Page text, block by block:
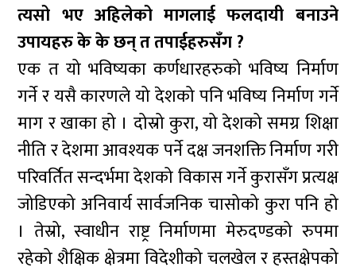
त्यसो भए अहिलेको मागलाई फलदायी बनाउने
उपायहरु के के छन् त तपाईहरुसँग ?
एक त यो भविष्यका कर्णधारहरुको भविष्य निर्माण
गर्ने र यसै कारणले यो देशको पनि भविष्य निर्माण गर्ने
माग र खाका हो । दोस्रो कुरा, यो देशको समग्र शिक्षा
नीति र देशमा आवश्यक पर्ने दक्ष जनशक्ति निर्माण गरी
परिवर्तित सन्दर्भमा देशको विकास गर्ने कुरासँग प्रत्यक्ष
जोडिएको अनिवार्य सार्वजनिक चासोको कुरा पनि हो
। तेस्रो, स्वाधीन राष्ट्र निर्माणमा मेरुदण्डको रुपमा
रहेको शैक्षिक क्षेत्रमा विदेशीको चलखेल र हस्तक्षेपको